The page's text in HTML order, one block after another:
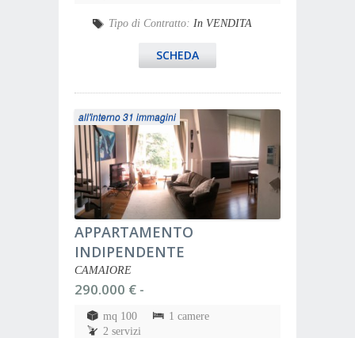
Tipo di Contratto: In VENDITA
SCHEDA
all'interno 31 immagini
APPARTAMENTO
INDIPENDENTE
CAMAIORE
290.000 € -
mq 100
1 camere
2 servizi